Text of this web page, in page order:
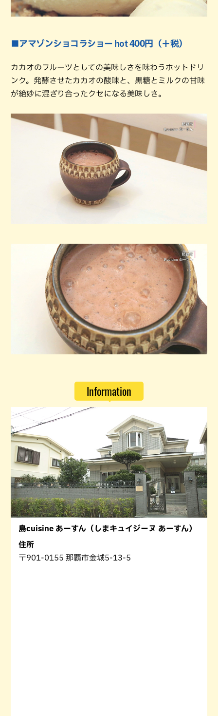
■アマゾンショコラショー hot 400円（＋税）
カカオのフルーツとしての美味しさを味わうホットドリ
ンク。発酵させたカカオの酸味と、黒糖とミルクの甘味
が絶妙に混ざり合ったクセになる美味しさ。
Information
島cuisine あーすん（しまキュイジーヌ あーすん）
住所
〒901-0155 那覇市金城5-13-5